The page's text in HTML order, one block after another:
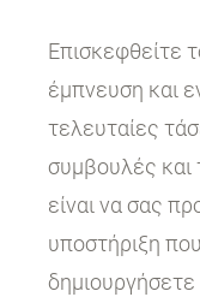
Επισκεφθείτε
έμπνευση και
τελευταίες
συμβουλές και
είναι να σας
υποστήριξη
δημιουργήσετε